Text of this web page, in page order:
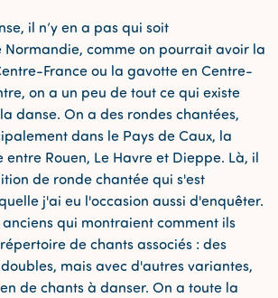
il n’y en a pas qui soit
comme on pourrait avoir la
France ou la gavotte en Centre-
on a un peu de tout ce qui existe
danse. On a des rondes chantées,
dans le Pays de Caux, la
entre Rouen, Le Havre et Dieppe. Là, il
de ronde chantée qui s'est
j'ai eu l'occasion aussi d'enquêter.
qui montraient comment ils
de chants associés : des
mais avec d'autres variantes,
de chants à danser. On a toute la